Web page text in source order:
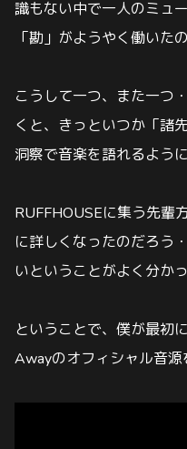
識もない中で一人のミュ
「勘」がようやく働いた
こうして一つ、また一つ
くと、きっといつか「諸
洞察で音楽を語れるよう
RUFFHOUSEに集う先輩
に詳しくなったのだろう
いということがよく分か
ということで、僕が最初
Awayのオフィシャル音源